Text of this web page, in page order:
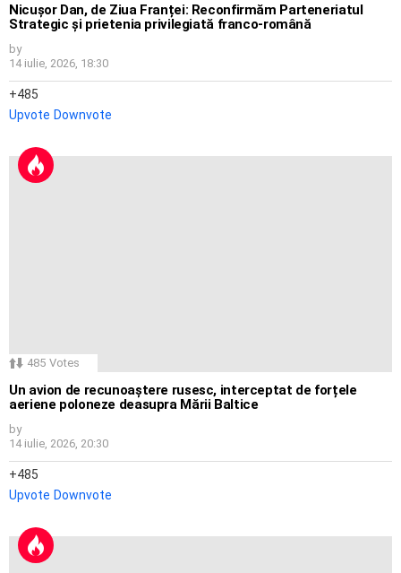
Nicușor Dan, de Ziua Franței: Reconfirmăm Parteneriatul
Strategic și prietenia privilegiată franco-română
by
14 iulie, 2026, 18:30
485
Upvote Downvote
485 Votes
Un avion de recunoaștere rusesc, interceptat de forțele
aeriene poloneze deasupra Mării Baltice
by
14 iulie, 2026, 20:30
485
Upvote Downvote